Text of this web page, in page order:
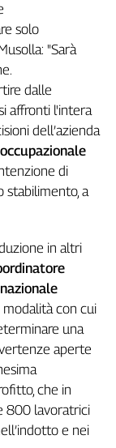
solo
"Sarà
dalle
affronti l'intera
dell’azienda
di
stabilimento, a
in altri
con cui
una
aperte
che in
800 lavoratrici
e nei